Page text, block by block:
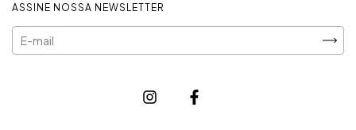
ASSINE NOSSA NEWSLETTER